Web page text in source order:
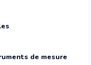
de mesure